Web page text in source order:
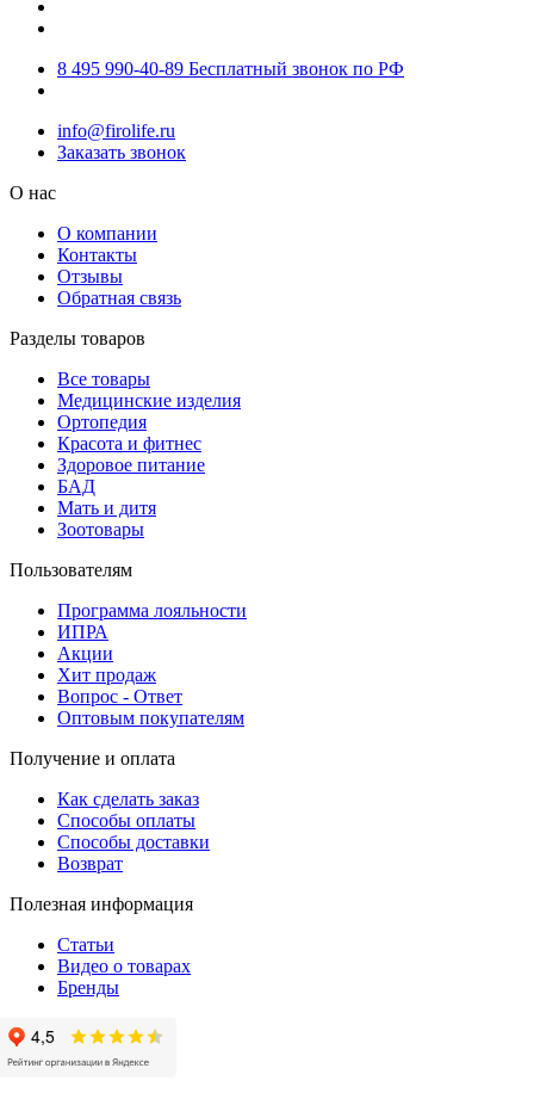
8 495 990-40-89 Бесплатный звонок по РФ
info@firolife.ru
Заказать звонок
О нас
О компании
Контакты
Отзывы
Обратная связь
Разделы товаров
Все товары
Медицинские изделия
Ортопедия
Красота и фитнес
Здоровое питание
БАД
Мать и дитя
Зоотовары
Пользователям
Программа лояльности
ИПРА
Акции
Хит продаж
Вопрос - Ответ
Оптовым покупателям
Получение и оплата
Как сделать заказ
Способы оплаты
Способы доставки
Возврат
Полезная информация
Статьи
Видео о товарах
Бренды